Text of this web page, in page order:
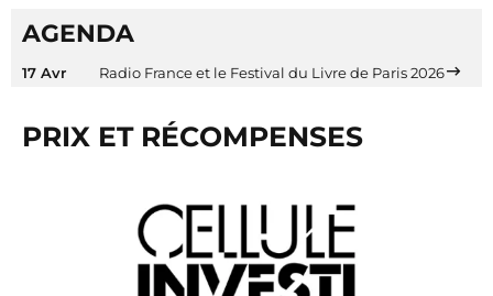
AGENDA
17 Avr Radio France et le Festival du Livre de Paris 2026
PRIX ET RÉCOMPENSES